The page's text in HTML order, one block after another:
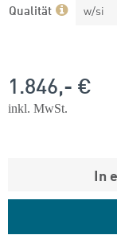
Qualität w/si
1.846,- €
inkl. MwSt.
In